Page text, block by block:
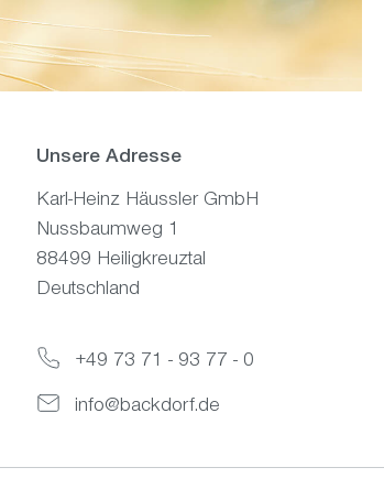
Unsere Adresse
Karl-Heinz Häussler GmbH
Nussbaumweg 1
88499 Heiligkreuztal
Deutschland
+49 73 71 - 93 77 - 0
info@backdorf.de